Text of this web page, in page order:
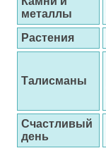
металлы
Растения
Талисманы
Счастливый
день